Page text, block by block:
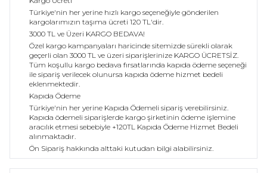
Türkiye'nin her yerine hızlı kargo seçeneğiyle gönderilen
kargolarımızın taşıma ücreti 120 TL'dir.
3000 TL ve Üzeri KARGO BEDAVA!
Özel kargo kampanyaları haricinde sitemizde sürekli olarak
geçerli olan 3000 TL ve üzeri siparişlerinize KARGO ÜCRETSİZ.
Tüm koşullu kargo bedava fırsatlarında kapıda ödeme seçeneği
ile sipariş verilecek olunursa kapıda ödeme hizmet bedeli
eklenmektedir.
Kapıda Ödeme
Türkiye'nin her yerine Kapıda Ödemeli sipariş verebilirsiniz.
Kapıda ödemeli siparişlerde kargo şirketinin ödeme işlemine
aracılık etmesi sebebiyle +120TL Kapıda Ödeme Hizmet Bedeli
alınmaktadır.
Ön Sipariş hakkında alttaki kutudan bilgi alabilirsiniz.